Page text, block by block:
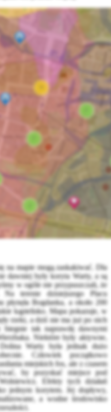
na mapie mogą zaskakiwać. Dla
dawniej były koryta Warty, a są
w ogóle nie przypuszczali, że
Na terenie dzisiejszego Placu
Bogdanka, a około 200
kąpielisko. Mapa pokazuje, w
rzeki, a dziś nie ma już po nich
tak naprawdę dawnymi
Niektóre były aktywne,
Warty była jednak dużo
Człowiek początkowo
miejskich fos, ale z czasem
by pozyskać miejsce pod
Efekty tych działań
jednym korytem. Jej dopływy,
a wodne środowisko